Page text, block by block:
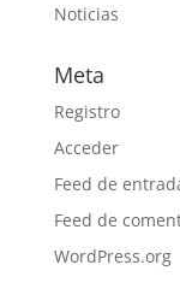
Noticias
Meta
Registro
Acceder
Feed de
Feed de
WordPress.org